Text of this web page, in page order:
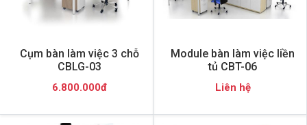
Cụm bàn làm việc 3 chỗ
CBLG-03
6.800.000đ
Module bàn làm việc liền
tủ CBT-06
Liên hệ